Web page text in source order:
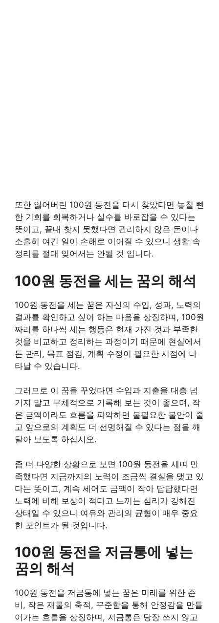
또한 잃어버린 100원 동전을 다시 찾았다면 놓칠 뻔
한 기회를 회복하거나 실수를 바로잡을 수 있다는
뜻이고, 끝내 찾지 못했다면 관리하지 않은 돈이나
소홀히 여긴 일이 손해로 이어질 수 있으니 생활 속
정리를 절대 잊어서는 안될 것 입니다.
100원 동전을 세는 꿈의 해석
100원 동전을 세는 꿈은 자신의 수입, 성과, 노력의
결과를 확인하고 싶어 하는 마음을 상징하며, 100원
짜리를 하나씩 세는 행동은 현재 가진 것과 부족한
것을 비교하고 정리하는 과정이기 때문에 현실에서
돈 관리, 목표 점검, 계획 수정이 필요한 시점에 나
타날 수 있습니다.
그러므로 이 꿈을 꾸었다면 수입과 지출을 대충 넘
기지 말고 구체적으로 기록해 보는 것이 좋으며, 작
은 금액이라도 흐름을 파악하면 불필요한 불안이 줄
고 앞으로의 계획도 더 선명해질 수 있다는 점을 깨
달아 보도록 하십시오.
좀 더 다양한 상황으로 보면 100원 동전을 세며 만
족했다면 지금까지의 노력이 조금씩 결실을 맺고 있
다는 뜻이고, 계속 세어도 금액이 작아 답답했다면
노력에 비해 보상이 적다고 느끼는 심리가 강해진
상태일 수 있으니 여유와 관리의 균형이 매우 중요
한 포인트가 될 것입니다.
100원 동전을 저금통에 넣는
꿈의 해석
100원 동전을 저금통에 넣는 꿈은 미래를 위한 준
비, 작은 재물의 축적, 꾸준함을 통해 안정감을 만들
어가는 흐름을 상징하며, 저금통은 당장 쓰지 않고